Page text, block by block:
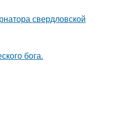
свердловской
бога.